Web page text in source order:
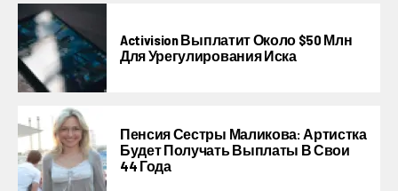
Activision Выплатит Около $50 Млн
Для Урегулирования Иска
Пенсия Сестры Маликова: Артистка
Будет Получать Выплаты В Свои
44 Года